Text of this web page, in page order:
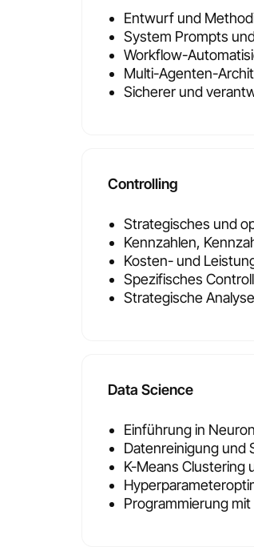
Entwurf und
System Prompts
Workflow-
Multi-Agenten-
Sicherer und
Controlling
Strategisches und
Kennzahlen,
Kosten- und
Spezifisches
Strategische
Data Science
Einführung in
Datenreinigung und
K-Means Clustering
Programmierung